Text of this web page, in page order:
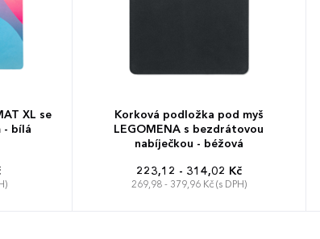
XL se
- bílá
Korková podložka pod myš
LEGOMENA s bezdrátovou
nabíječkou - béžová
223,12 - 314,02 Kč
269,98 - 379,96 Kč (s DPH)